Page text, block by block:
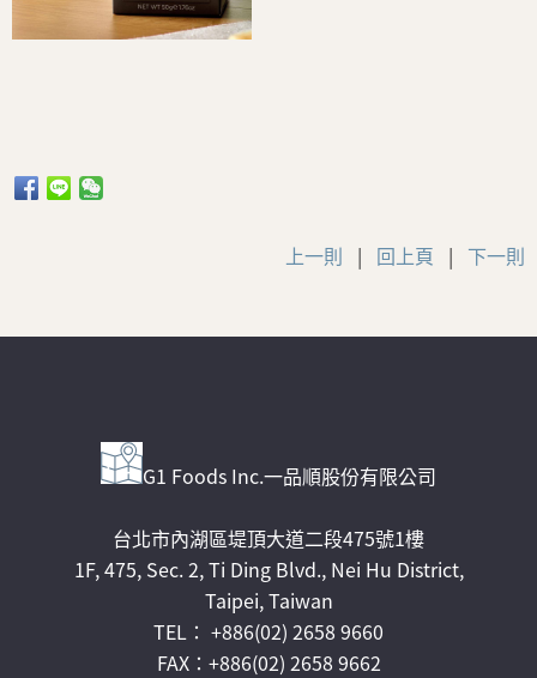
上一則 | 回上頁 | 下一則
G1 Foods Inc.一品順股份有限公司
台北市內湖區堤頂大道二段475號1樓
1F, 475, Sec. 2, Ti Ding Blvd., Nei Hu District,
Taipei, Taiwan
TEL： +886(02) 2658 9660
FAX：+886(02) 2658 9662